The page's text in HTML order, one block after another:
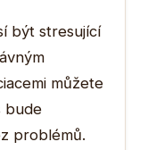
být stresující
můžete
bude
problémů.